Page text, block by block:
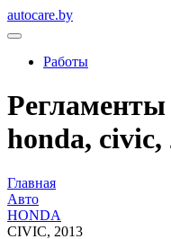
autocare.by
Работы
honda, civic,
Главная
Авто
HONDA
CIVIC, 2013